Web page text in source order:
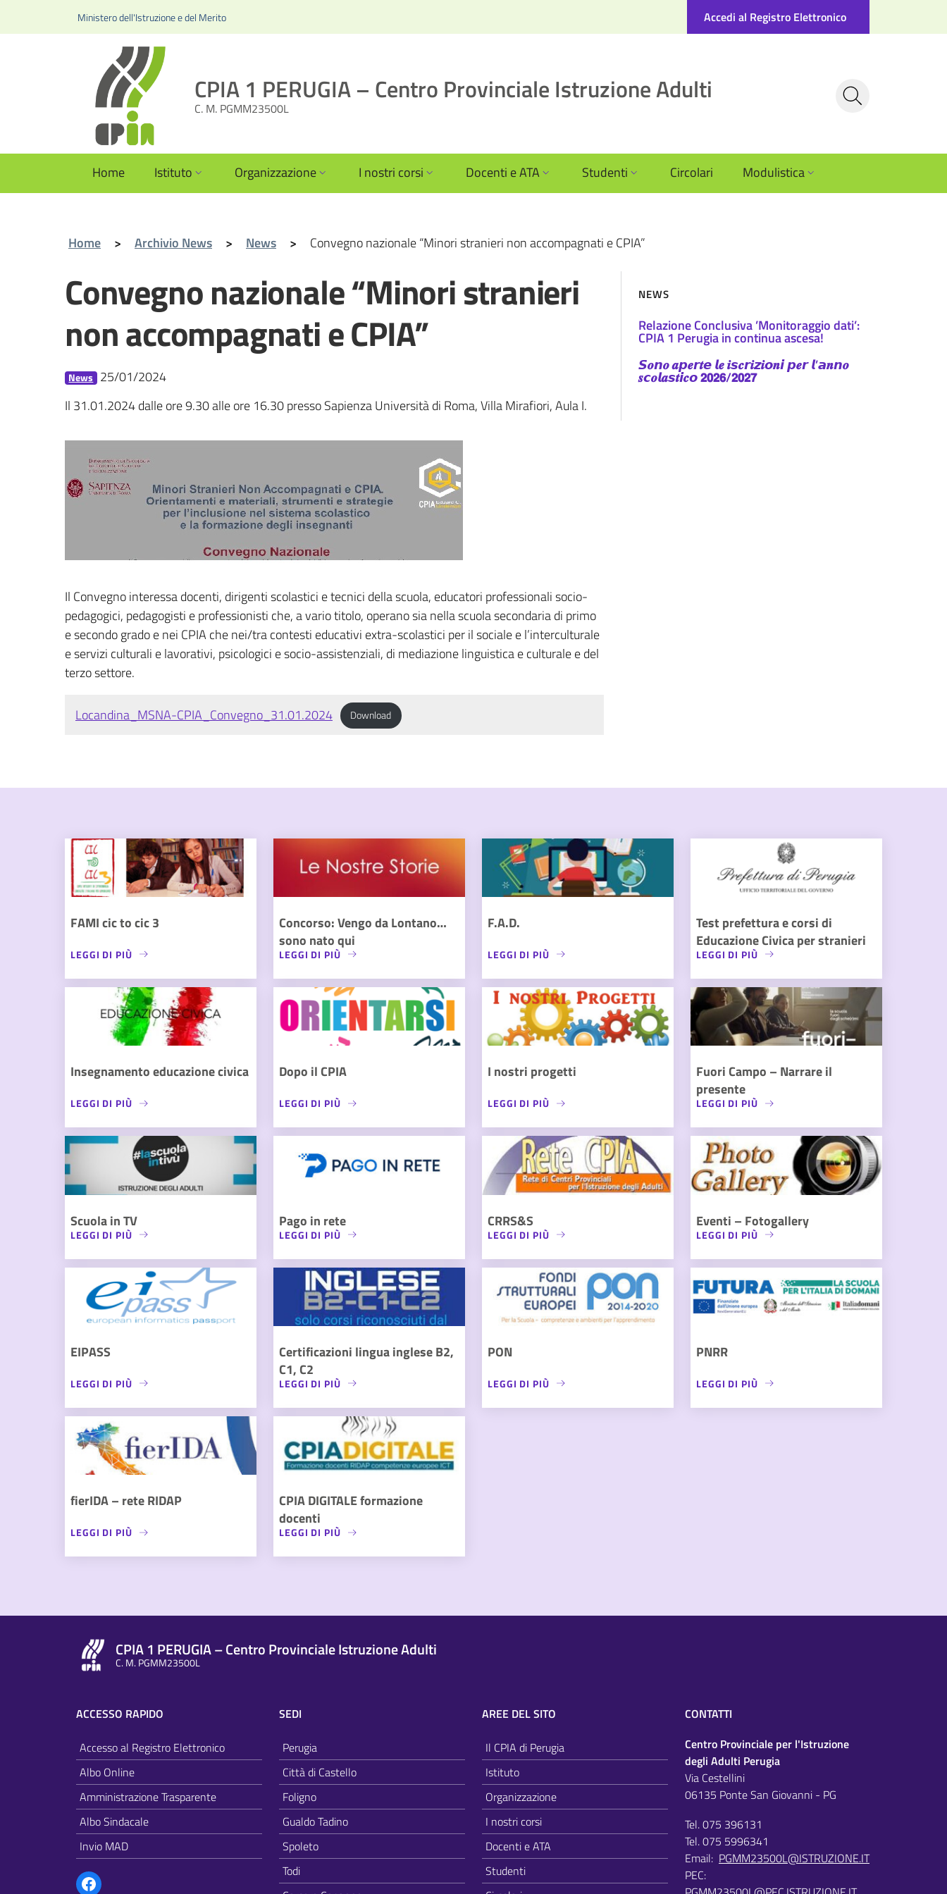
Ministero dell'Istruzione e del Merito Accedi al Registro Elettronico
CPIA 1 PERUGIA – Centro Provinciale Istruzione Adulti
C. M. PGMM23500L
Home Istituto Organizzazione I nostri corsi Docenti e ATA Studenti Circolari Modulistica
Home > Archivio News > News > Convegno nazionale “Minori stranieri non accompagnati e CPIA”
Convegno nazionale “Minori stranieri
non accompagnati e CPIA”
News 25/01/2024
Il 31.01.2024 dalle ore 9.30 alle ore 16.30 presso Sapienza Università di Roma, Villa Mirafiori, Aula I.
Il Convegno interessa docenti, dirigenti scolastici e tecnici della scuola, educatori professionali socio-
pedagogici, pedagogisti e professionisti che, a vario titolo, operano sia nella scuola secondaria di primo
e secondo grado e nei CPIA che nei/tra contesti educativi extra-scolastici per il sociale e l’interculturale
e servizi culturali e lavorativi, psicologici e socio-assistenziali, di mediazione linguistica e culturale e del
terzo settore.
Locandina_MSNA-CPIA_Convegno_31.01.2024 Download
NEWS
Relazione Conclusiva ’Monitoraggio dati’:
CPIA 1 Perugia in continua ascesa!
𝙎𝒐𝙣𝒐 𝒂𝙥𝒆𝙧𝒕𝙚 𝙡𝒆 𝒊𝙨𝒄𝙧𝒊𝙯𝒊𝙤𝒏𝙞 𝙥𝒆𝙧 𝙡’𝙖𝒏𝙣𝒐
𝒔𝙘𝒐𝙡𝒂𝙨𝒕𝙞𝒄𝙤 𝟮𝟬𝟮𝟲/𝟮𝟬𝟮𝟳
FAMI cic to cic 3
LEGGI DI PIÙ
Concorso: Vengo da Lontano…
sono nato qui
LEGGI DI PIÙ
F.A.D.
LEGGI DI PIÙ
Test prefettura e corsi di
Educazione Civica per stranieri
LEGGI DI PIÙ
Insegnamento educazione civica
LEGGI DI PIÙ
Dopo il CPIA
LEGGI DI PIÙ
I nostri progetti
LEGGI DI PIÙ
Fuori Campo – Narrare il
presente
LEGGI DI PIÙ
Scuola in TV
LEGGI DI PIÙ
Pago in rete
LEGGI DI PIÙ
CRRS&S
LEGGI DI PIÙ
Eventi – Fotogallery
LEGGI DI PIÙ
EIPASS
LEGGI DI PIÙ
Certificazioni lingua inglese B2,
C1, C2
LEGGI DI PIÙ
PON
LEGGI DI PIÙ
PNRR
LEGGI DI PIÙ
fierIDA – rete RIDAP
LEGGI DI PIÙ
CPIA DIGITALE formazione
docenti
LEGGI DI PIÙ
CPIA 1 PERUGIA – Centro Provinciale Istruzione Adulti
C. M. PGMM23500L
ACCESSO RAPIDO
Accesso al Registro Elettronico
Albo Online
Amministrazione Trasparente
Albo Sindacale
Invio MAD
Facebook
SEDI
Perugia
Città di Castello
Foligno
Gualdo Tadino
Spoleto
Todi
AREE DEL SITO
Il CPIA di Perugia
Istituto
Organizzazione
I nostri corsi
Docenti e ATA
Studenti
CONTATTI
Centro Provinciale per l'Istruzione
degli Adulti Perugia
Via Cestellini
06135 Ponte San Giovanni - PG
Tel. 075 396131
Tel. 075 5996341
Email: PGMM23500L@ISTRUZIONE.IT
PEC: